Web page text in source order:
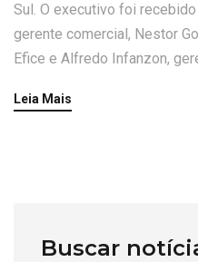
Sul. O executivo foi
gerente comercial, Nestor
Efice e Alfredo Infanzon,
Leia Mais
Buscar